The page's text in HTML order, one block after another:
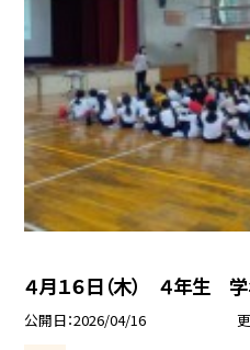
４月１６日（木） ４年生
公開日 2026/04/16